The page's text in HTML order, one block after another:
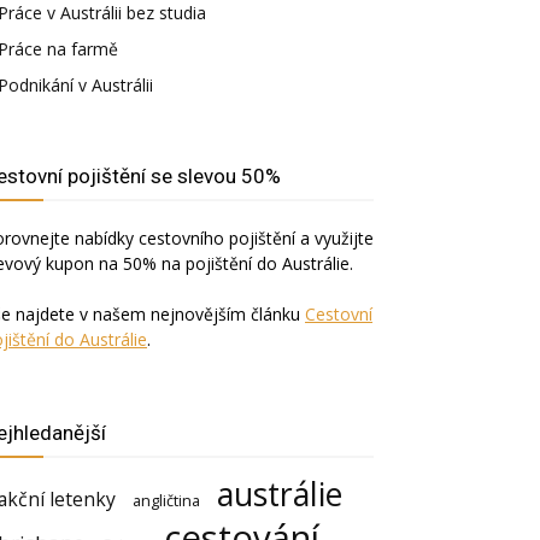
Práce v Austrálii bez studia
Práce na farmě
Podnikání v Austrálii
pojištění se slevou 50%
nabídky cestovního pojištění a využijte
kupon na 50% na pojištění do Austrálie.
najdete v našem nejnovějším článku Cestovní
do Austrálie.
letenky angličtina austrálie